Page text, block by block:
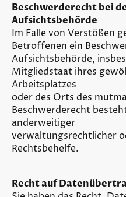
Beschwerderecht bei
Aufsichtsbehörde
Im Falle von Verstößen
Betroffenen ein
Aufsichtsbehörde,
Mitgliedstaat ihres
Arbeitsplatzes
oder des Orts des
Beschwerderecht
anderweitiger
verwaltungsrechtlicher
Rechtsbehelfe.
Recht auf